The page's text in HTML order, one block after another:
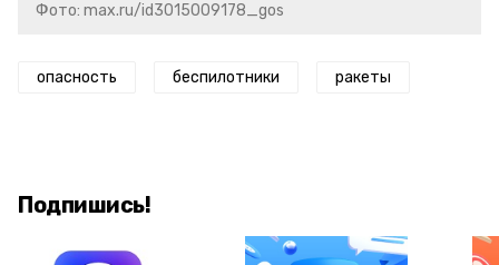
Фото: max.ru/id3015009178_gos
опасность беспилотники ракеты
Подпишись!